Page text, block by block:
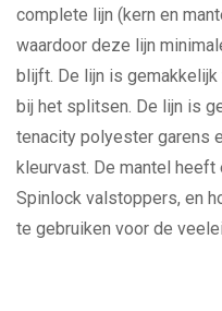
complete lijn (kern en
waardoor deze lijn
blijft. De lijn is
bij het splitsen. De lijn is
tenacity polyester garens
kleurvast. De mantel heeft
Spinlock valstoppers, en
te gebruiken voor de